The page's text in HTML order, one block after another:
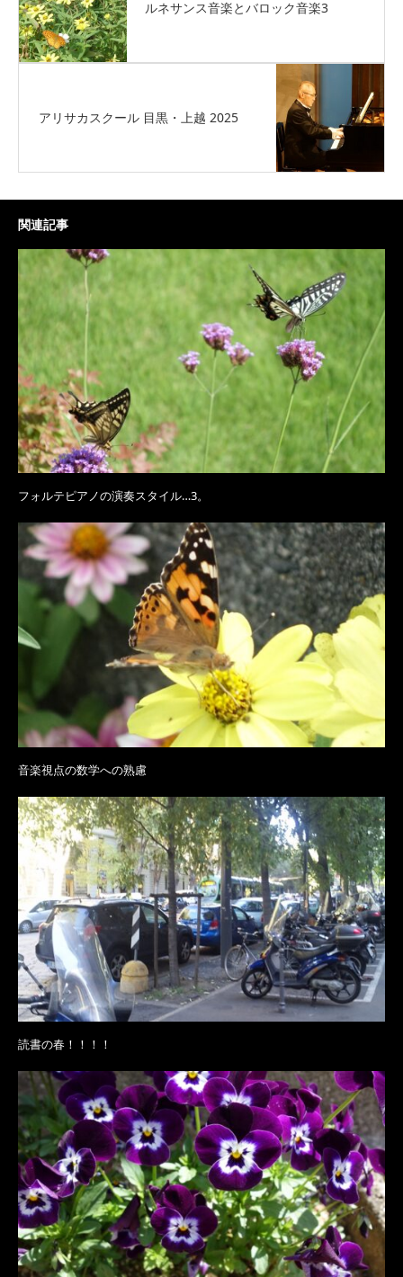
ルネサンス音楽とバロック音楽3
アリサカスクール 目黒・上越 2025
関連記事
フォルテピアノの演奏スタイル…3。
音楽視点の数学への熟慮
読書の春！！！！